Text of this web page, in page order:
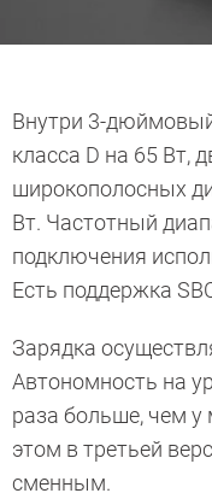
Внутри 3-
класса D на 65 Вт,
широкополосных
Вт. Частотный
подключения
Есть поддержка
Зарядка
Автономность на
раза больше, чем у
этом в третьей
сменным.